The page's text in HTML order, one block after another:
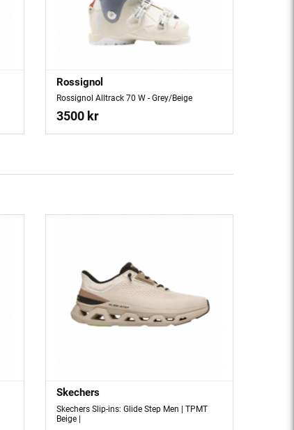
Rossignol
Rossignol Alltrack 70 W - Grey/Beige
3500 kr
Skechers
Skechers Slip-ins: Glide Step Men | TPMT
Beige |